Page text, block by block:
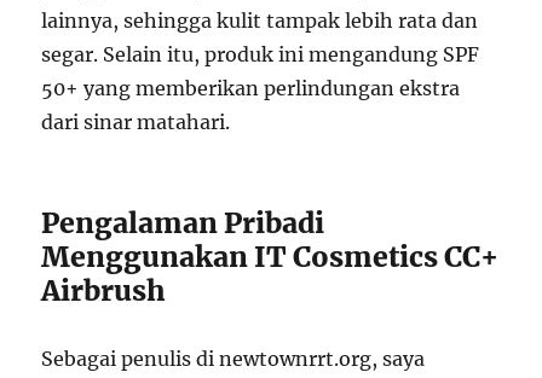
lainnya, sehingga kulit tampak lebih rata dan
segar. Selain itu, produk ini mengandung SPF
50+ yang memberikan perlindungan ekstra
dari sinar matahari.
Pengalaman Pribadi
Menggunakan IT Cosmetics CC+
Airbrush
Sebagai penulis di newtownrrt.org, saya